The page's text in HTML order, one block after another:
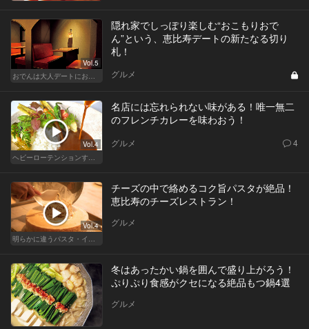
Vol.5
おでんは大人デートにおすすめ！ふたりで温まろう
隠れ家でしっぽり楽しむ“おこもりおで
ん”という、恵比寿デートの新たなる切り
札！
グルメ
Vol.4
ヘビーローテンションするカレー
名店には忘れられない味がある！唯一無二
のフレンチカレーを味わおう！
グルメ 4
Vol.4
明らかに違うパスタ・イタリアン
チーズの中で絡めるコク旨パスタが絶品！
恵比寿のチーズレストラン！
グルメ
冬はあったかい鍋を囲んで盛り上がろう！
ぷりぷり食感がクセになる絶品もつ鍋4選
グルメ